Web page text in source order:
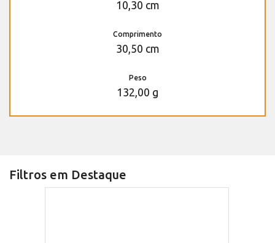
10,30 cm
Comprimento
30,50 cm
Peso
132,00 g
Filtros em Destaque